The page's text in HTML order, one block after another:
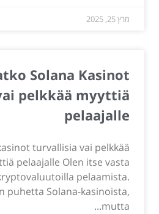
מרץ 25, 2025
Solana Kasinot
pelkkää myyttiä
pelaajalle
turvallisia vai pelkkää
pelaajalle Olen itse vasta
pelaamista.
puhetta Solana-kasinoista,
mutta...